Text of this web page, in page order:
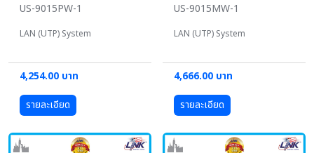
US-9015PW-1
LAN (UTP) System
4,254.00 บาท
รายละเอียด
US-9015MW-1
LAN (UTP) System
4,666.00 บาท
รายละเอียด